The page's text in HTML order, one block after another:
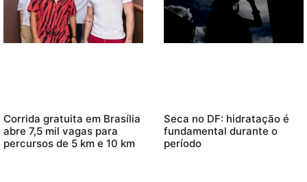
Corrida gratuita em Brasília
abre 7,5 mil vagas para
percursos de 5 km e 10 km
Seca no DF: hidratação é
fundamental durante o
período